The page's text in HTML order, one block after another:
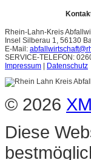
Rhein-Lahn-Kreis
Insel Silberau 1, 56130
E-Mail:
SERVICE-TELEFON:
Impressum | Datenschutz
© 2026
Diese